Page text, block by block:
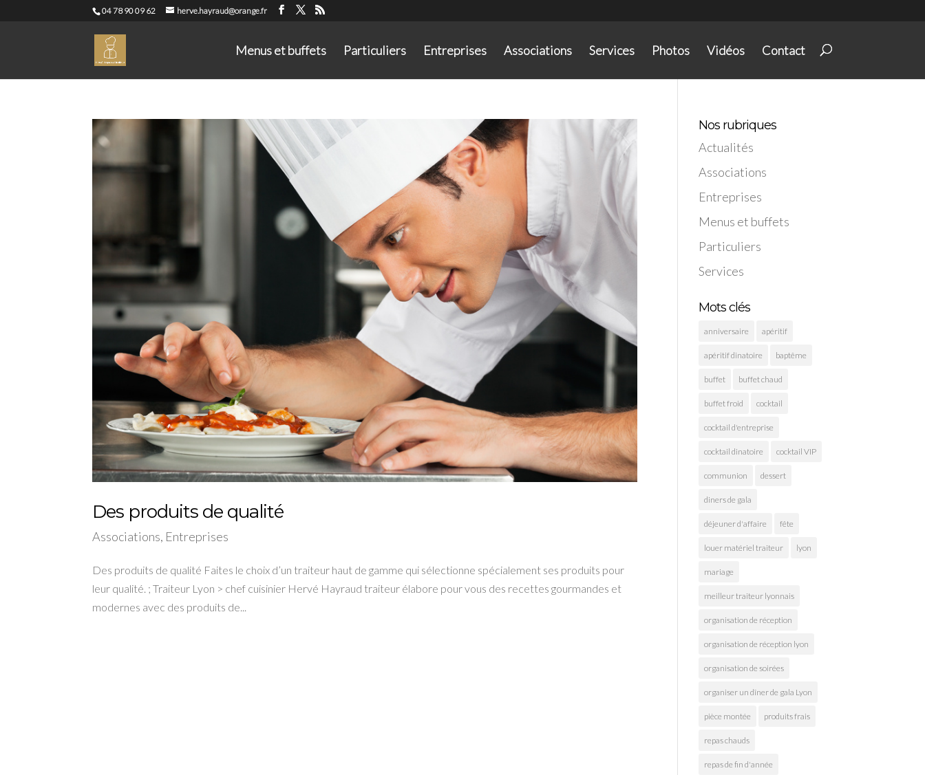
04 78 90 09 62 herve.hayraud@orange.fr
Menus et buffets Particuliers Entreprises Associations Services Photos Vidéos Contact
Des produits de qualité
Associations, Entreprises
Des produits de qualité Faites le choix d’un traiteur haut de gamme qui sélectionne spécialement ses produits pour
leur qualité. ; Traiteur Lyon > chef cuisinier Hervé Hayraud traiteur élabore pour vous des recettes gourmandes et
modernes avec des produits de...
Nos rubriques
Actualités
Associations
Entreprises
Menus et buffets
Particuliers
Services
Mots clés
anniversaire apéritif
apéritif dinatoire baptême
buffet buffet chaud
buffet froid cocktail
cocktail d'entreprise
cocktail dinatoire cocktail VIP
communion dessert
diners de gala
déjeuner d'affaire fête
louer matériel traiteur lyon
mariage
meilleur traiteur lyonnais
organisation de réception
organisation de réception lyon
organisation de soirées
organiser un dîner de gala Lyon
pièce montée produits frais
repas chauds
repas de fin d'année